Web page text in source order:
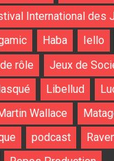
International des
Haba Iello
rôle Jeux de
Libellud
Wallace
podcast